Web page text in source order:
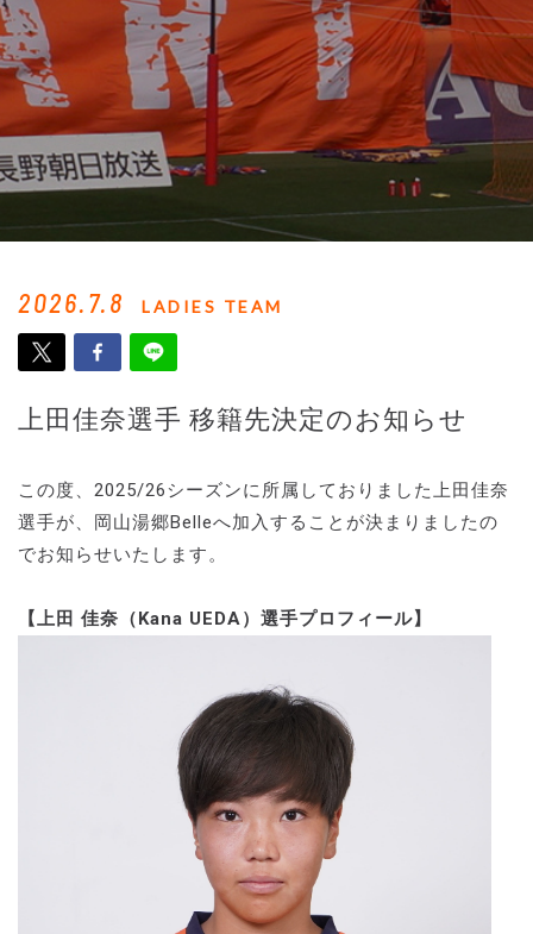
2026.7.8 LADIES TEAM
上田佳奈選手 移籍先決定のお知らせ
この度、2025/26シーズンに所属しておりました上田佳奈
選手が、岡山湯郷Belleへ加入することが決まりましたの
でお知らせいたします。
【上田 佳奈（Kana UEDA）選手プロフィール】